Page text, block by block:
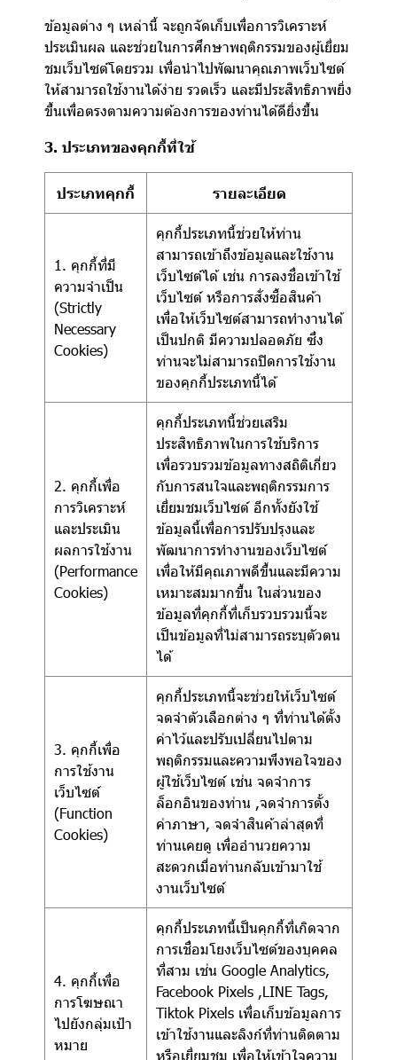
ข้อมูลต่าง ๆ เหล่านี้ จะถูกจัดเก็บเพื่อการวิเคราะห์
ประเมินผล และช่วยในการศึกษาพฤติกรรมของผู้เยี่ยม
ชมเว็บไซต์โดยรวม เพื่อนำไปพัฒนาคุณภาพเว็บไซต์
ให้สามารถใช้งานได้ง่าย รวดเร็ว และมีประสิทธิภาพยิ่ง
ขึ้นเพื่อตรงตามความต้องการของท่านได้ดียิ่งขึ้น
3. ประเภทของคุกกี้ที่ใช้
ประเภทคุกกี้ รายละเอียด
1. คุกกี้ที่มี
ความจำเป็น
(Strictly
Necessary
Cookies)
คุกกี้ประเภทนี้ช่วยให้ท่าน
สามารถเข้าถึงข้อมูลและใช้งาน
เว็บไซต์ได้ เช่น การลงชื่อเข้าใช้
เว็บไซต์ หรือการสั่งซื้อสินค้า
เพื่อให้เว็บไซต์สามารถทำงานได้
เป็นปกติ มีความปลอดภัย ซึ่ง
ท่านจะไม่สามารถปิดการใช้งาน
ของคุกกี้ประเภทนี้ได้
2. คุกกี้เพื่อ
การวิเคราะห์
และประเมิน
ผลการใช้งาน
(Performance
Cookies)
คุกกี้ประเภทนี้ช่วยเสริม
ประสิทธิภาพในการใช้บริการ
เพื่อรวบรวมข้อมูลทางสถิติเกี่ยว
กับการสนใจและพฤติกรรมการ
เยี่ยมชมเว็บไซต์ อีกทั้งยังใช้
ข้อมูลนี้เพื่อการปรับปรุงและ
พัฒนาการทำงานของเว็บไซต์
เพื่อให้มีคุณภาพดีขึ้นและมีความ
เหมาะสมมากขึ้น ในส่วนของ
ข้อมูลที่คุกกี้ที่เก็บรวบรวมนี้จะ
เป็นข้อมูลที่ไม่สามารถระบุตัวตน
ได้
3. คุกกี้เพื่อ
การใช้งาน
เว็บไซต์
(Function
Cookies)
คุกกี้ประเภทนี้จะช่วยให้เว็บไซต์
จดจำตัวเลือกต่าง ๆ ที่ท่านได้ตั้ง
ค่าไว้และปรับเปลี่ยนไปตาม
พฤติกรรมและความพึงพอใจของ
ผู้ใช้เว็บไซต์ เช่น จดจำการ
ล็อกอินของท่าน ,จดจำการตั้ง
ค่าภาษา, จดจำสินค้าล่าสุดที่
ท่านเคยดู เพื่ออำนวยความ
สะดวกเมื่อท่านกลับเข้ามาใช้
งานเว็บไซต์
4. คุกกี้เพื่อ
การโฆษณา
ไปยังกลุ่มเป้า
หมาย
คุกกี้ประเภทนี้เป็นคุกกี้ที่เกิดจาก
การเชื่อมโยงเว็บไซต์ของบุคคล
ที่สาม เช่น Google Analytics,
Facebook Pixels ,LINE Tags,
Tiktok Pixels เพื่อเก็บข้อมูลการ
เข้าใช้งานและลิงก์ที่ท่านติดตาม
หรือเยี่ยมชม เพื่อให้เข้าใจความ